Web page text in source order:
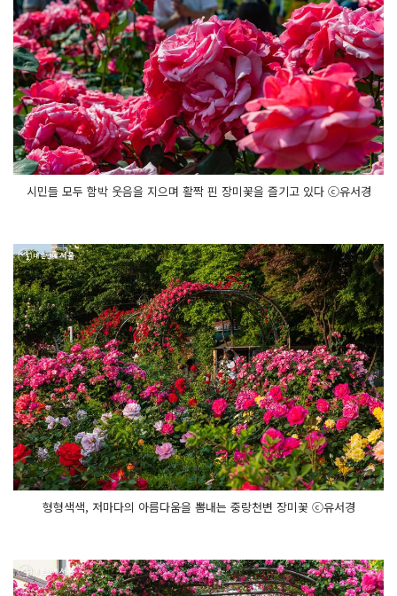
시민들 모두 함박 웃음을 지으며 활짝 핀 장미꽃을 즐기고 있다 ⓒ유서경
형형색색, 저마다의 아름다움을 뽐내는 중랑천변 장미꽃 ⓒ유서경